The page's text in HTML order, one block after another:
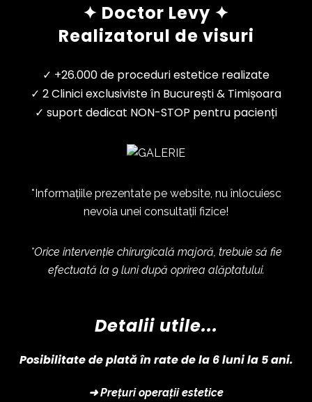
✦ Doctor Levy ✦
Realizatorul de visuri
✓ +26.000 de proceduri estetice realizate
✓ 2 Clinici exclusiviste în București & Timișoara
✓ suport dedicat NON-STOP pentru pacienți
*Informațiile prezentate pe website, nu înlocuiesc
nevoia unei consultații fizice!
*Orice intervenție chirurgicală majoră, trebuie să fie
efectuată la 9 luni după oprirea alăptatului.
Detalii utile...
Posibilitate de plată în rate de la 6 luni la 5 ani.
➜ Prețuri operații estetice